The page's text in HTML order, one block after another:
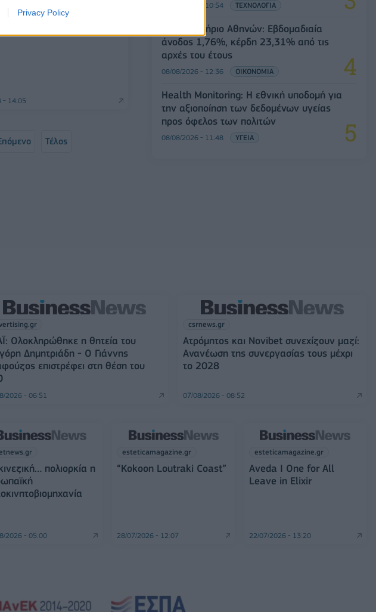
Privacy Policy
Η HDB στηρίζει την
- 14:05
Τέλος
08/08/2026 - 10:54 ΤΕΧΝΟΛΟΓΙΑ
Χρηματιστήριο Αθηνών: Εβδομαδιαία
άνοδος 1,76%, κέρδη 23,31% από τις
αρχές του έτους
08/08/2026 - 12:36 ΟΙΚΟΝΟΜΙΑ
Health Monitoring: Η εθνική υποδομή για
την αξιοποίηση των δεδομένων υγείας
προς όφελος των πολιτών
08/08/2026 - 11:48 ΥΓΕΙΑ
Ολοκληρώθηκε η θητεία του
Δημητριάδη - Ο Γιάννης
επιστρέφει στη θέση του
2026 - 06:51
csrnews.gr
Ατρόμητος και Novibet συνεχίζουν μαζί:
Ανανέωση της συνεργασίας τους μέχρι
το 2028
07/08/2026 - 08:52
πολιορκία η
2026 - 05:00
esteticamagazine.gr
“Kokoon Loutraki Coast”
28/07/2026 - 12:07
esteticamagazine.gr
Aveda I One for All
Leave in Elixir
22/07/2026 - 13:20